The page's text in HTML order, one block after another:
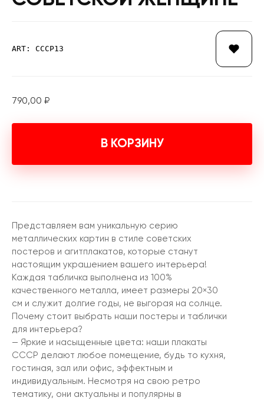
ART: СССР13
790,00 ₽
В КОРЗИНУ
Представляем вам уникальную серию
металлических картин в стиле советских
постеров и агитплакатов, которые станут
настоящим украшением вашего интерьера!
Каждая табличка выполнена из 100%
качественного металла, имеет размеры 20×30
см и служит долгие годы, не выгорая на солнце.
Почему стоит выбрать наши постеры и таблички
для интерьера?
— Яркие и насыщенные цвета: наши плакаты
СССР делают любое помещение, будь то кухня,
гостиная, зал или офис, эффектным и
индивидуальным. Несмотря на свою ретро
тематику, они актуальны и популярны в